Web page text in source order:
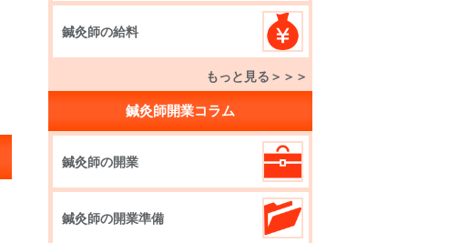
鍼灸師の給料
もっと見る＞＞＞
鍼灸師開業コラム
鍼灸師の開業
鍼灸師の開業準備